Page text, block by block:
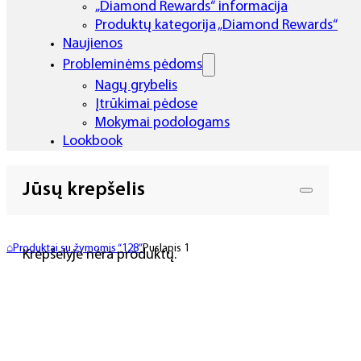
„Diamond Rewards“ informacija
Produktų kategorija „Diamond Rewards“
Naujienos
Probleminėms pėdoms
Nagų grybelis
Įtrūkimai pėdose
Mokymai podologams
Lookbook
Jūsų krepšelis
Krepšelyje nėra produktų.
⌂Produktai su žymomis “128” Puslapis 1